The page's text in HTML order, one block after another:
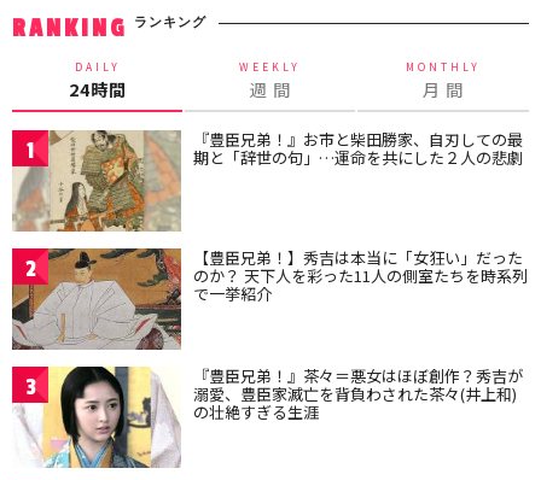
RANKING ランキング
DAILY
24時間
WEEKLY
週 間
MONTHLY
月 間
1 『豊臣兄弟！』お市と柴田勝家、自刃しての最
期と「辞世の句」…運命を共にした２人の悲劇
2 【豊臣兄弟！】秀吉は本当に「女狂い」だった
のか？ 天下人を彩った11人の側室たちを時系列
で一挙紹介
3 『豊臣兄弟！』茶々＝悪女はほぼ創作？秀吉が
溺愛、豊臣家滅亡を背負わされた茶々(井上和)
の壮絶すぎる生涯